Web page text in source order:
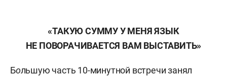
«ТАКУЮ СУММУ У МЕНЯ ЯЗЫК
НЕ ПОВОРАЧИВАЕТСЯ ВАМ ВЫСТАВИТЬ»
Большую часть 10-минутной встречи занял